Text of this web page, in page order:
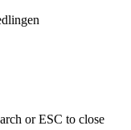
or ESC to close